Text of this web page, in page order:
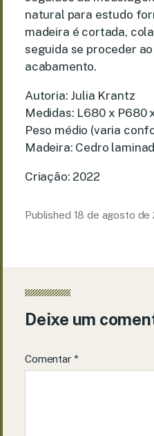
natural para estudo
madeira é cortada,
seguida se proceder
acabamento.
Autoria: Julia Krantz
Medidas: L680 x P680
Peso médio (varia
Madeira: Cedro
Criação: 2022
Published 18 de agosto de
Deixe um
Comentar *